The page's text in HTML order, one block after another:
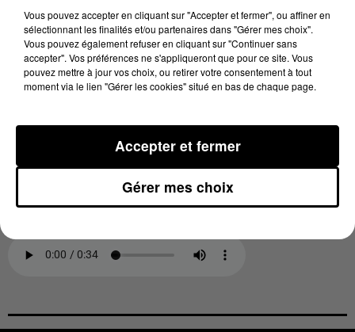
Jeanne Domengé s’etonne de l’attitude de la
municipalité qui prône la démocratie participative
mais qui ne dialogue pas avec des parents d’élèves en
Vous pouvez accepter en cliquant sur "Accepter et fermer", ou affiner en
sélectionnant les finalités et/ou partenaires dans "Gérer mes choix".
Vous pouvez également refuser en cliquant sur "Continuer sans
accepter". Vos préférences ne s'appliqueront que pour ce site. Vous
pouvez mettre à jour vos choix, ou retirer votre consentement à tout
moment via le lien "Gérer les cookies" situé en bas de chaque page.
Gérer mes choix
Accepter et fermer